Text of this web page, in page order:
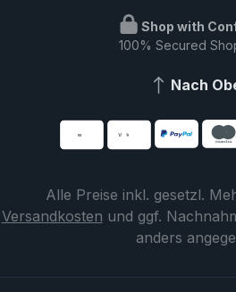
Shop with
100% Secured
Nach
Alle Preise inkl. gesetzl.
Versandkosten und ggf.
anders